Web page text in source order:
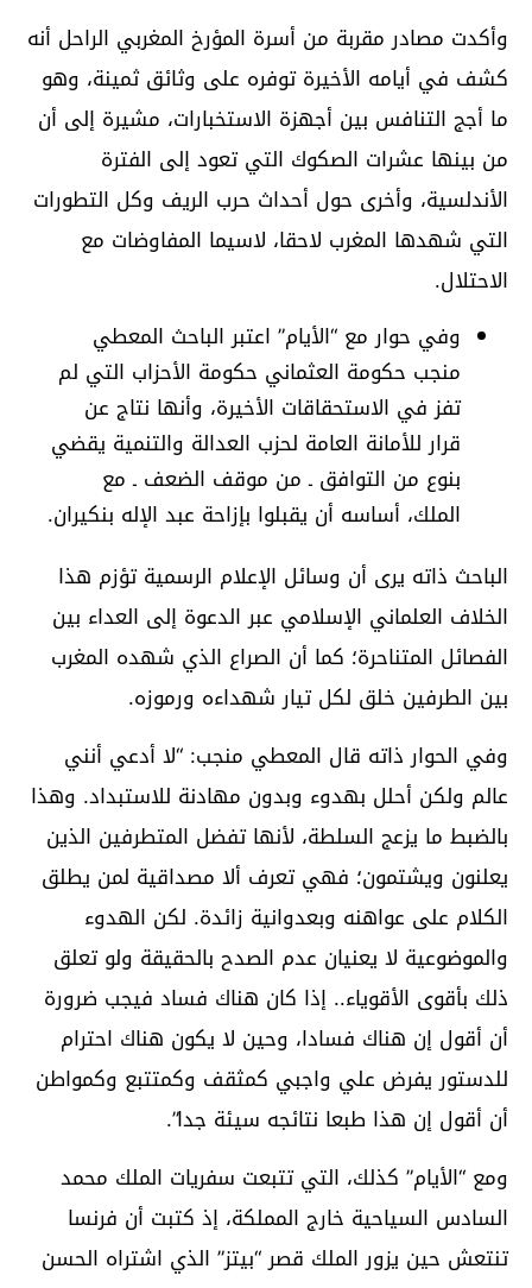
وأكدت مصادر مقربة من أسرة المؤرخ المغربي الراحل أنه
كشف في أيامه الأخيرة توفره على وثائق ثمينة، وهو
ما أجج التنافس بين أجهزة الاستخبارات، مشيرة إلى أن
من بينها عشرات الصكوك التي تعود إلى الفترة
الأندلسية، وأخرى حول أحداث حرب الريف وكل التطورات
التي شهدها المغرب لاحقا، لاسيما المفاوضات مع
الاحتلال.
وفي حوار مع “الأيام” اعتبر الباحث المعطي
منجب حكومة العثماني حكومة الأحزاب التي لم
تفز في الاستحقاقات الأخيرة، وأنها نتاج عن
قرار للأمانة العامة لحزب العدالة والتنمية يقضي
بنوع من التوافق ـ من موقف الضعف ـ مع
الملك، أساسه أن يقبلوا بإزاحة عبد الإله بنكيران.
الباحث ذاته يرى أن وسائل الإعلام الرسمية تؤزم هذا
الخلاف العلماني الإسلامي عبر الدعوة إلى العداء بين
الفصائل المتناحرة؛ كما أن الصراع الذي شهده المغرب
بين الطرفين خلق لكل تيار شهداءه ورموزه.
وفي الحوار ذاته قال المعطي منجب: “لا أدعي أنني
عالم ولكن أحلل بهدوء وبدون مهادنة للاستبداد. وهذا
بالضبط ما يزعج السلطة، لأنها تفضل المتطرفين الذين
يعلنون ويشتمون؛ فهي تعرف ألا مصداقية لمن يطلق
الكلام على عواهنه وبعدوانية زائدة. لكن الهدوء
والموضوعية لا يعنيان عدم الصدح بالحقيقة ولو تعلق
ذلك بأقوى الأقوياء.. إذا كان هناك فساد فيجب ضرورة
أن أقول إن هناك فسادا، وحين لا يكون هناك احترام
للدستور يفرض علي واجبي كمثقف وكمتتبع وكمواطن
أن أقول إن هذا طبعا نتائجه سيئة جدا”.
ومع “الأيام” كذلك، التي تتبعت سفريات الملك محمد
السادس السياحية خارج المملكة، إذ كتبت أن فرنسا
تنتعش حين يزور الملك قصر “بيتز” الذي اشتراه الحسن